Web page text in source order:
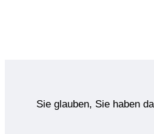
Sie glauben, Sie haben